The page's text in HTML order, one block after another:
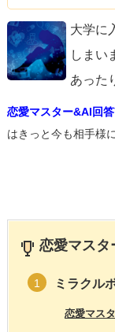
大学に
しまい
あった
恋愛マスター&AI回
はきっと今も相手様
恋愛マスタ
1 ミラクル
恋愛マス